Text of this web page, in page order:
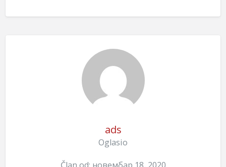
ads
Oglasio